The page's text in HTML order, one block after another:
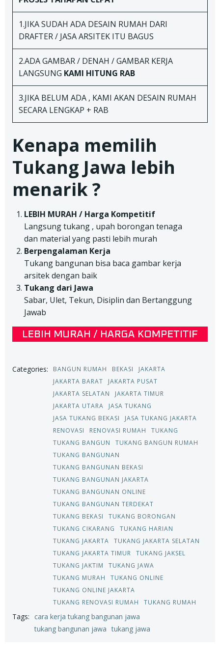
1.JIKA SUDAH ADA DESAIN RUMAH DARI
DRAFTER / JASA ARSITEK ITU BAGUS
2.ADA GAMBAR / DENAH / GAMBAR KERJA
LANGSUNG KAMI HITUNG RAB
3.JIKA BELUM ADA , KAMI AKAN DESAIN RUMAH
SECARA LENGKAP + RAB
Kenapa memilih
Tukang Jawa lebih
menarik ?
LEBIH MURAH / Harga Kompetitif
Langsung tukang , upah borongan tenaga
dan material yang pasti lebih murah
Berpengalaman Kerja
Tukang bangunan bisa baca gambar kerja
arsitek dengan baik
Tukang dari Jawa
Sabar, Ulet, Tekun, Disiplin dan Bertanggung
Jawab
Categories: BANGUN RUMAH BEKASI
JAKARTA
JAKARTA BARAT
JAKARTA PUSAT
JAKARTA SELATAN
JAKARTA TIMUR
JAKARTA UTARA
JASA TUKANG
JASA TUKANG BEKASI
JASA TUKANG JAKARTA
RENOVASI
RENOVASI RUMAH
TUKANG
TUKANG BANGUN
TUKANG BANGUN RUMAH
TUKANG BANGUNAN
TUKANG BANGUNAN BEKASI
TUKANG BANGUNAN JAKARTA
TUKANG BANGUNAN ONLINE
TUKANG BANGUNAN TERDEKAT
TUKANG BEKASI
TUKANG BORONGAN
TUKANG CIKARANG
TUKANG HARIAN
TUKANG JAKARTA
TUKANG JAKARTA SELATAN
TUKANG JAKARTA TIMUR
TUKANG JAKSEL
TUKANG JAKTIM
TUKANG JAWA
TUKANG MURAH
TUKANG ONLINE
TUKANG ONLINE JAKARTA
TUKANG RENOVASI RUMAH
TUKANG RUMAH
Tags:
cara kerja tukang bangunan jawa
tukang bangunan jawa tukang jawa